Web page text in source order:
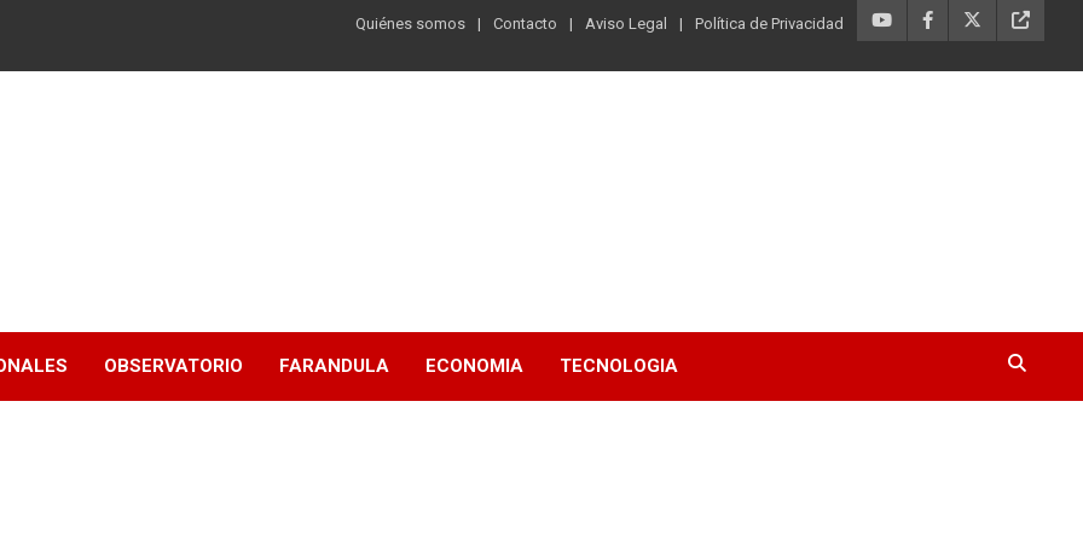
Quiénes somos Contacto Aviso Legal Política de Privacidad
OBSERVATORIO FARANDULA ECONOMIA TECNOLOGIA